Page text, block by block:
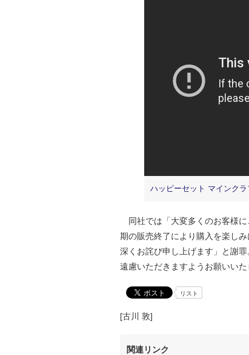
ハッピーセット マインク
同社では「大変多くのお客様
期の販売終了により購入を楽し
深くお詫び申し上げます」と謝
遠慮いただきますようお願いいた
リスト
[古川 敦]
関連リンク